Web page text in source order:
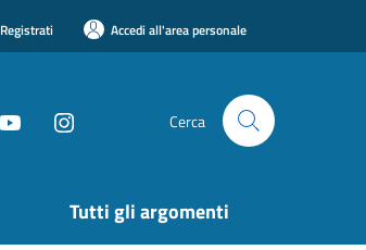
Registrati Accedi all'area personale
Cerca
Tutti gli argomenti